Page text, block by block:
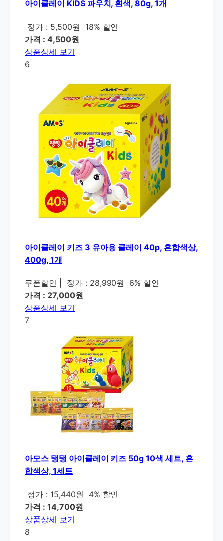
아이클레이 KIDS 파우치, 흰색, 80g, 1개
정가 : 5,500원
18% 할인
가격 : 4,500원
상품상세 보기
6
아이클레이 키즈 3 유아용 클레이 40p, 혼합색상,
400g, 1개
쿠폰할인 정가 : 28,990원
6% 할인
가격 : 27,000원
상품상세 보기
7
아모스 탱탱 아이클레이 키즈 50g 10색 세트, 혼
합색상, 1세트
정가 : 15,440원
4% 할인
가격 : 14,700원
상품상세 보기
8